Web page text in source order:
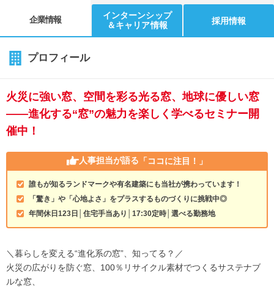
企業情報
インターンシップ
＆キャリア情報
採用情報
プロフィール
火災に強い窓、空間を彩る光る窓、地球に優しい窓
――進化する“窓”の魅力を楽しく学べるセミナー開
催中！
人事担当が語る 「ココに注目！」
誰もが知るランドマークや有名建築にも当社が携わっています！
「驚き」や「心地よさ」をプラスするものづくりに挑戦中◎
年間休日123日│住宅手当あり│17:30定時│選べる勤務地
＼暮らしを変える“進化系の窓”、知ってる？／
火災の広がりを防ぐ窓、100％リサイクル素材でつくるサステナブ
ルな窓、